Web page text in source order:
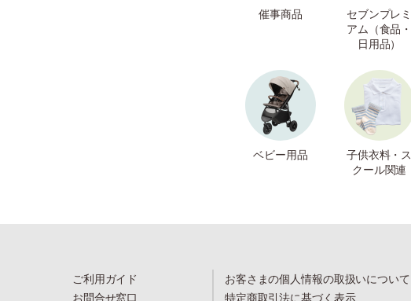
催事商品
セブンプレミ
アム（食品・
日用品）
ベビー用品
子供衣料・ス
クール関連
ご利用ガイド
お問合せ窓口
お客さまの個人情報の取扱いについて
特定商取引法に基づく表示